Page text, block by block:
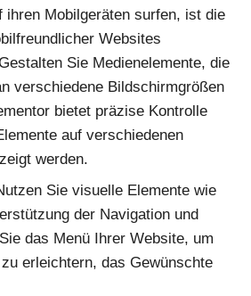
ihren Mobilgeräten surfen, ist die
Websites
Sie Medienelemente, die
verschiedene Bildschirmgrößen
bietet präzise Kontrolle
auf verschiedenen
werden.
Sie visuelle Elemente wie
der Navigation und
das Menü Ihrer Website, um
erleichtern, das Gewünschte